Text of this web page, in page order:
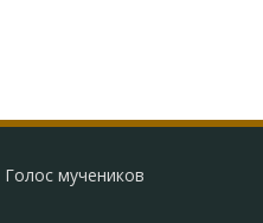
Голос мучеников